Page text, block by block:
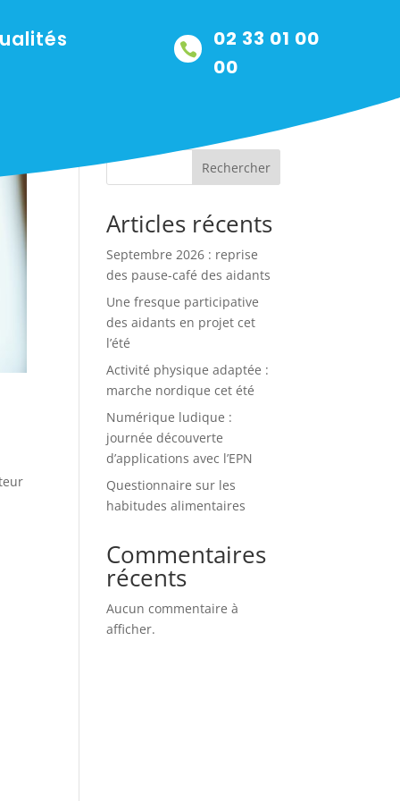

02 33 01 00
00
Rechercher
Articles récents
Septembre 2026 : reprise
des pause-café des aidants
Une fresque participative
des aidants en projet cet
l’été
Activité physique adaptée :
marche nordique cet été
Numérique ludique :
journée découverte
d’applications avec l’EPN
Questionnaire sur les
habitudes alimentaires
Commentaires
récents
Aucun commentaire à
afficher.